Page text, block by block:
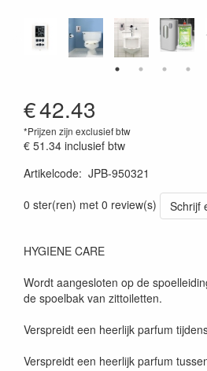
€42.43
*Prijzen zijn exclusief btw
€ 51.34 inclusief btw
Artikelcode: JPB-950321
0 ster(ren) met 0 review(s)
Schrijf
HYGIENE CARE
Wordt aangesloten op de
de spoelbak van zittoiletten.
Verspreidt een heerlijk parfum
Verspreidt een heerlijk parfum